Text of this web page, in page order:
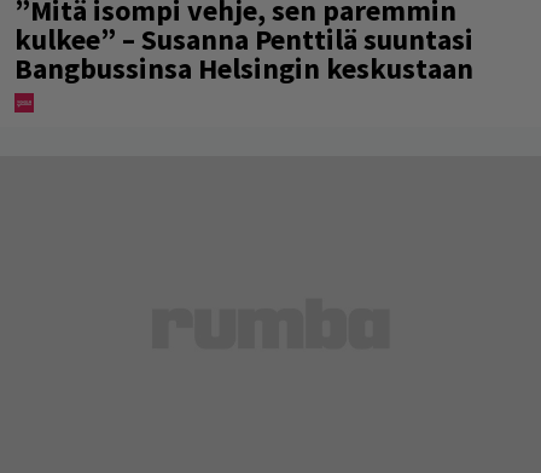
”Mitä isompi vehje, sen paremmin
kulkee” – Susanna Penttilä suuntasi
Bangbussinsa Helsingin keskustaan